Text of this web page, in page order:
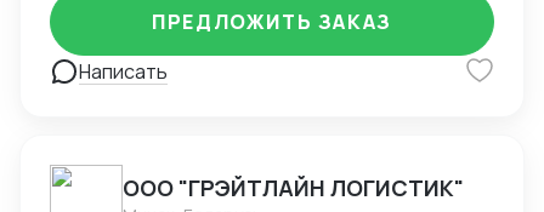
Америки. Знаком со всеми первичными документами
ВЭД.
Написать
ПРЕДЛОЖИТЬ ЗАКАЗ
ООО "ГРЭЙТЛАЙН ЛОГИСТИК"